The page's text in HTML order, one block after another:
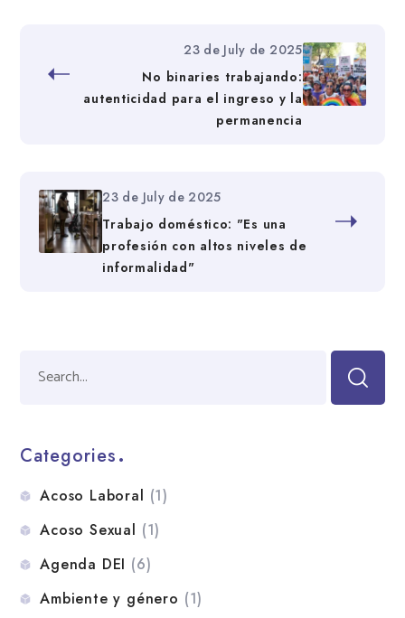
23 de July de 2025
No binaries trabajando:
autenticidad para el ingreso y la
permanencia
23 de July de 2025
Trabajo doméstico: "Es una
profesión con altos niveles de
informalidad"
Categories
Acoso Laboral (1)
Acoso Sexual (1)
Agenda DEI (6)
Ambiente y género (1)